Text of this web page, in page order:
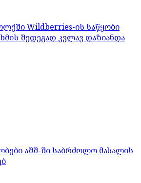
Wildberries-ის საწყობი
შედეგად კვლავ დაზიანდა
აშშ-ში საბრძოლო მასალის